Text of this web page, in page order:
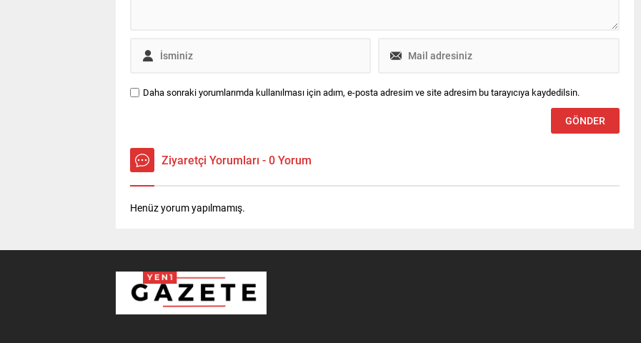
Daha sonraki yorumlarımda kullanılması için adım, e-posta adresim ve site adresim bu tarayıcıya kaydedilsin.
Ziyaretçi Yorumları - 0 Yorum
Henüz yorum yapılmamış.